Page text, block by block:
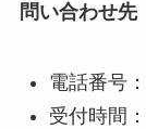
問い合わせ先
電話番号
受付時間